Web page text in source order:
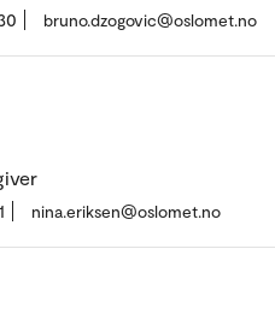
bruno.dzogovic@oslomet.no
nina.eriksen@oslomet.no